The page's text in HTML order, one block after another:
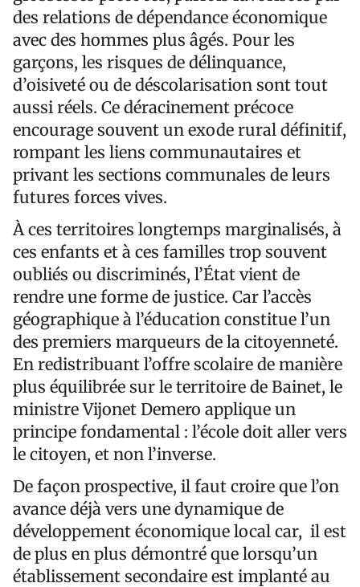
des relations de dépendance économique
avec des hommes plus âgés. Pour les
garçons, les risques de délinquance,
d’oisiveté ou de déscolarisation sont tout
aussi réels. Ce déracinement précoce
encourage souvent un exode rural définitif,
rompant les liens communautaires et
privant les sections communales de leurs
futures forces vives.
À ces territoires longtemps marginalisés, à
ces enfants et à ces familles trop souvent
oubliés ou discriminés, l’État vient de
rendre une forme de justice. Car l’accès
géographique à l’éducation constitue l’un
des premiers marqueurs de la citoyenneté.
En redistribuant l’offre scolaire de manière
plus équilibrée sur le territoire de Bainet, le
ministre Vijonet Demero applique un
principe fondamental : l’école doit aller vers
le citoyen, et non l’inverse.
De façon prospective, il faut croire que l’on
avance déjà vers une dynamique de
développement économique local car, il est
de plus en plus démontré que lorsqu’un
établissement secondaire est implanté au